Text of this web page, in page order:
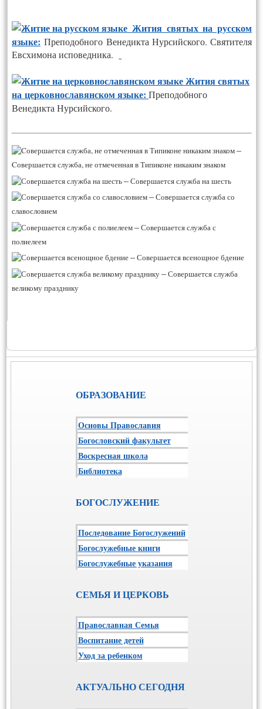
Жития святых на русском
языке: Преподобного Венедикта Нурсийского. Святителя
Евсхимона исповедника.
Жития святых
на церковнославянском языке:Преподобного
Венедикта Нурсийского.
–
Cовершается служба, не отмеченная в Типиконе никаким знаком
–Совершается служба на шесть
–Совершается служба со
славословием
–Совершается служба с
полиелеем
–Совершается всенощное бдение
–Совершается служба
великому празднику
ОБРАЗОВАНИЕ
Основы Православия
Богословский факультет
Воскресная школа
Библиотека
БОГОСЛУЖЕНИЕ
Последование Богослужений
Богослужебные книги
Богослужебные указания
СЕМЬЯ И ЦЕРКОВЬ
Православная Семья
Воспитание детей
Уход за ребенком
АКТУАЛЬНО СЕГОДНЯ